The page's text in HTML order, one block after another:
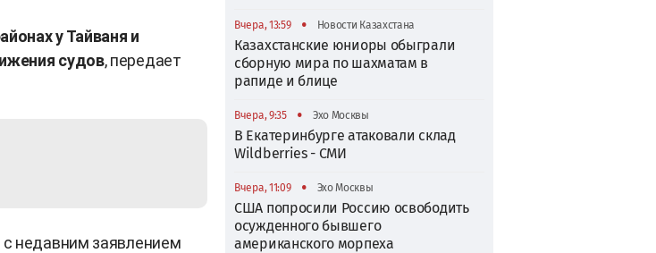
у Тайваня и
судов, передает
недавним заявлением
Вчера, 13:59 • Новости Казахстана
Казахстанские юниоры обыграли
сборную мира по шахматам в
рапиде и блице
Вчера, 9:35 • Эхо Москвы
В Екатеринбурге атаковали склад
Wildberries - СМИ
Вчера, 11:09 • Эхо Москвы
США попросили Россию освободить
осужденного бывшего
американского морпеха